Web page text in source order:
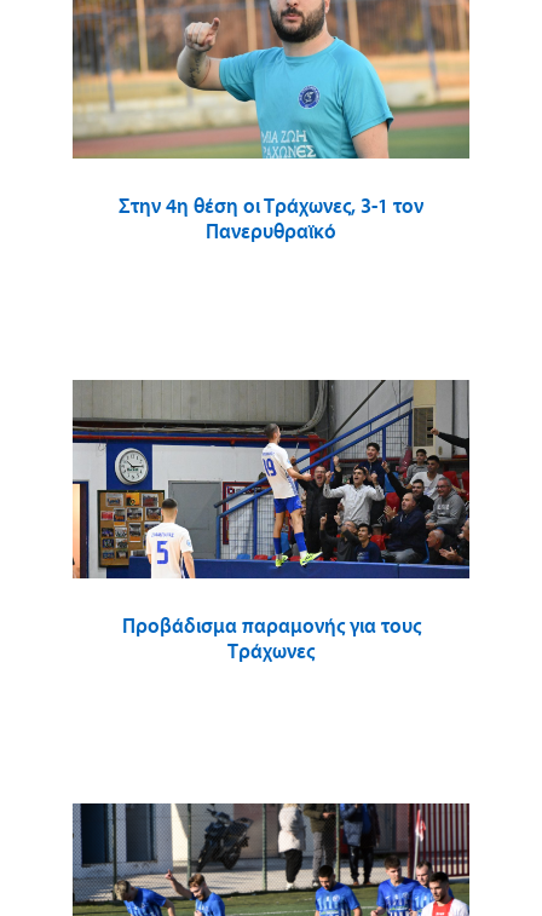
Στην 4η θέση οι Τράχωνες, 3-1 τον
Πανερυθραϊκό
Προβάδισμα παραμονής για τους
Τράχωνες